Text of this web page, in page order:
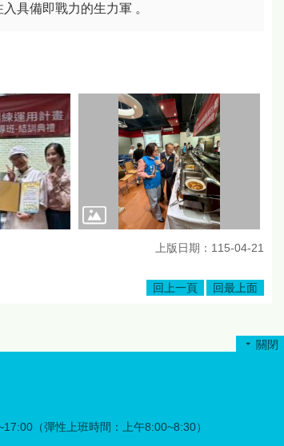
具備即戰力的生力軍 。
上版日期：115-04-21
回上一頁 回最上面
關閉
（彈性上班時間：上午8:00~8:30）